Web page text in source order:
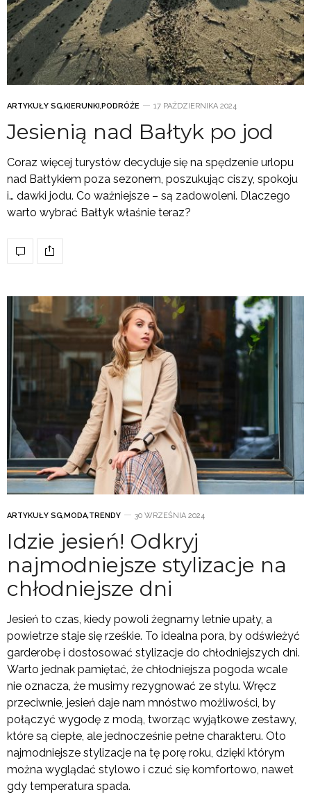
ARTYKUŁY SG KIERUNKI PODRÓŻE 17 PAŹDZIERNIKA 2024
Jesienią nad Bałtyk po jod
Coraz więcej turystów decyduje się na spędzenie urlopu
nad Bałtykiem poza sezonem, poszukując ciszy, spokoju
i… dawki jodu. Co ważniejsze – są zadowoleni. Dlaczego
warto wybrać Bałtyk właśnie teraz?
ARTYKUŁY SG,MODA,TRENDY 30 WRZEŚNIA 2024
Idzie jesień! Odkryj
najmodniejsze stylizacje na
chłodniejsze dni
Jesień to czas, kiedy powoli żegnamy letnie upały, a
powietrze staje się rześkie. To idealna pora, by odświeżyć
garderobę i dostosować stylizacje do chłodniejszych dni.
Warto jednak pamiętać, że chłodniejsza pogoda wcale
nie oznacza, że musimy rezygnować ze stylu. Wręcz
przeciwnie, jesień daje nam mnóstwo możliwości, by
połączyć wygodę z modą, tworząc wyjątkowe zestawy,
które są ciepłe, ale jednocześnie pełne charakteru. Oto
najmodniejsze stylizacje na tę porę roku, dzięki którym
można wyglądać stylowo i czuć się komfortowo, nawet
gdy temperatura spada.